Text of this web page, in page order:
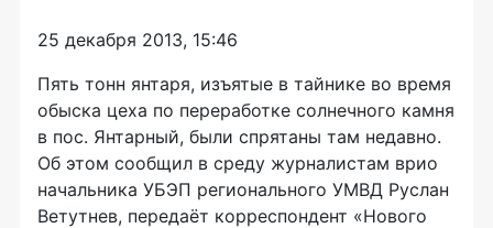
25 декабря 2013, 15:46
Пять тонн янтаря, изъятые в тайнике во время
обыска цеха по переработке солнечного камня
в пос. Янтарный, были спрятаны там недавно.
Об этом сообщил в среду журналистам врио
начальника УБЭП регионального УМВД Руслан
Ветутнев, передаёт корреспондент «Нового